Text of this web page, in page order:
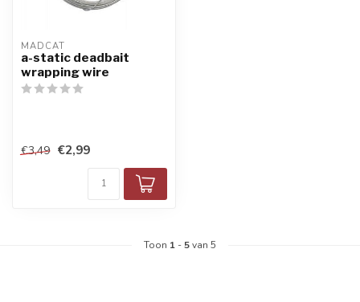
MADCAT
a-static deadbait
wrapping wire
€3,49 €2,99
Toon 1 -5van 5